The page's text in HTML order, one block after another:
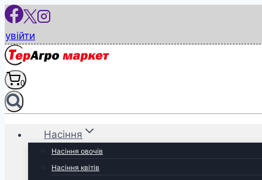
Перейти
вмісту
увійти
0
Насіння
Насіння овочів
Насіння квітів